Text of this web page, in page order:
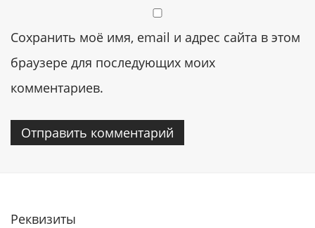
Сохранить моё имя, email и адрес сайта в этом
браузере для последующих моих
комментариев.
Реквизиты